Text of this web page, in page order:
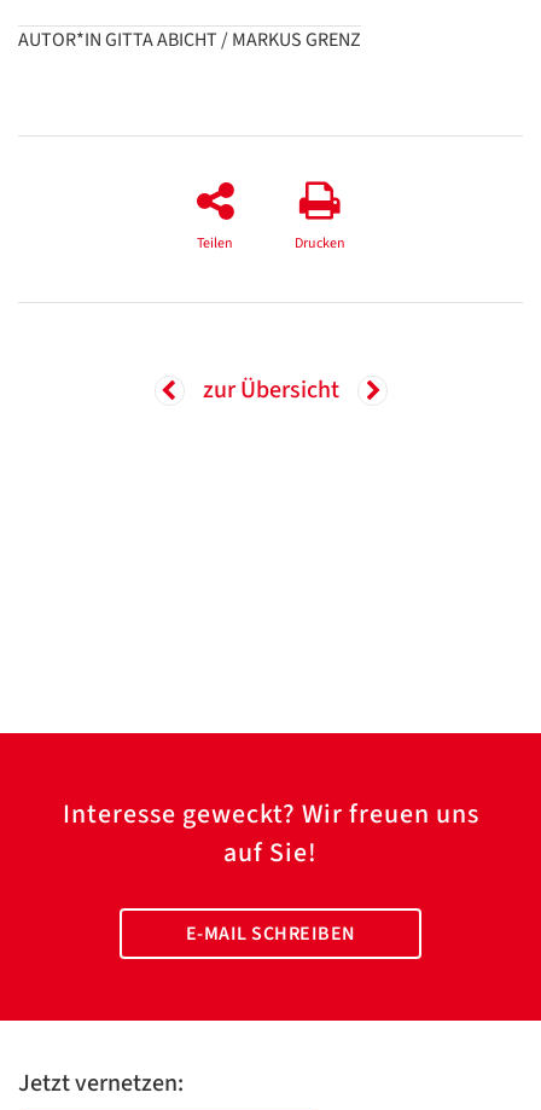
AUTOR*IN GITTA ABICHT / MARKUS GRENZ
Teilen Drucken
zur Übersicht
Interesse geweckt? Wir freuen uns
auf Sie!
E-MAIL SCHREIBEN
Jetzt vernetzen:
Datenschutzerklärung
Datenschutzerklärung
Datenschutzerklärung